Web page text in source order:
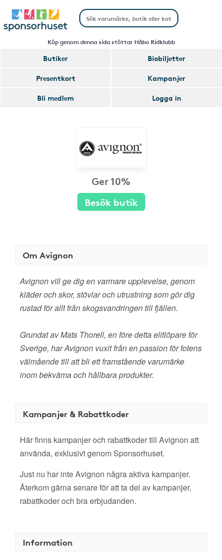
Köp genom denna sida stöttar Håbo Ridklubb
Butiker
Biobiljetter
Presentkort
Kampanjer
Bli medlem
Logga in
Ger 10%
Besök butik
Om Avignon
Avignon vill ge dig en varmare upplevelse, genom
kläder och skor, stövlar och utrustning som gör dig
rustad för allt från skogsvandringen till fjällen.
Grundat av Mats Thorell, en före detta elitlöpare för
Sverige, har Avignon vuxit från en passion för fotens
välmående till att bli ett framstående varumärke
inom bekväma och hållbara produkter.
Kampanjer & Rabattkoder
Här finns kampanjer och rabattkoder till Avignon att
använda, exklusivt genom Sponsorhuset.
Just nu har inte Avignon några aktiva kampanjer.
Återkom gärna senare för att ta del av kampanjer,
rabattkoder och bra erbjudanden.
Information